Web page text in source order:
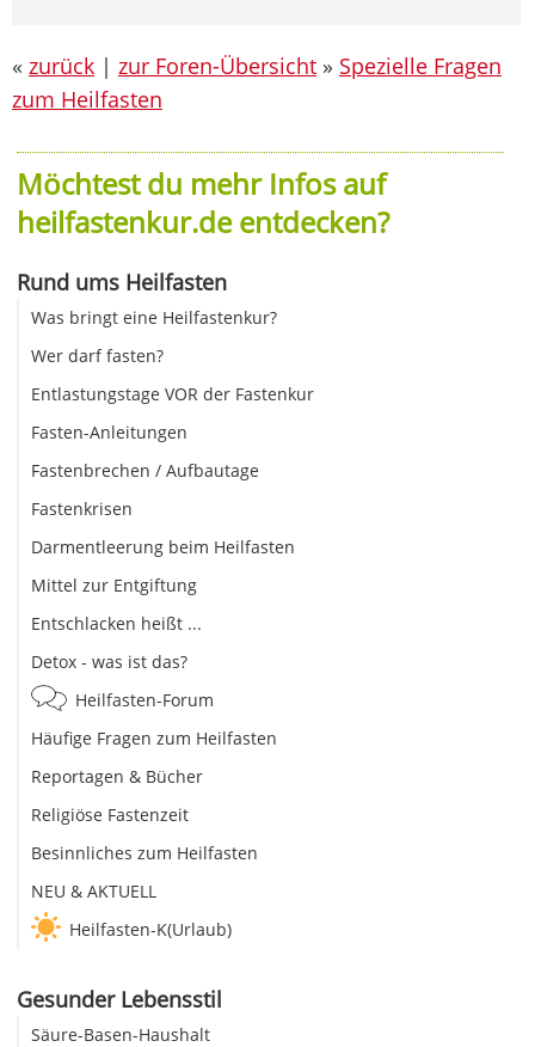
« zurück | zur Foren-Übersicht » Spezielle Fragen
zum Heilfasten
Möchtest du mehr Infos auf
heilfastenkur.de entdecken?
Rund ums Heilfasten
Was bringt eine Heilfastenkur?
Wer darf fasten?
Entlastungstage VOR der Fastenkur
Fasten-Anleitungen
Fastenbrechen / Aufbautage
Fastenkrisen
Darmentleerung beim Heilfasten
Mittel zur Entgiftung
Entschlacken heißt ...
Detox - was ist das?
Heilfasten-Forum
Häufige Fragen zum Heilfasten
Reportagen & Bücher
Religiöse Fastenzeit
Besinnliches zum Heilfasten
NEU & AKTUELL
Heilfasten-K(Urlaub)
Gesunder Lebensstil
Säure-Basen-Haushalt